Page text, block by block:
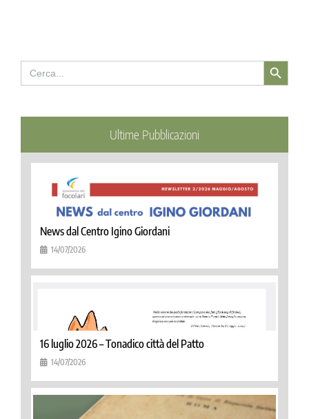
Search
for:
Search Button
Ultime Pubblicazioni
News dal Centro Igino Giordani
14/07/2026
16 luglio 2026 – Tonadico città del Patto
14/07/2026